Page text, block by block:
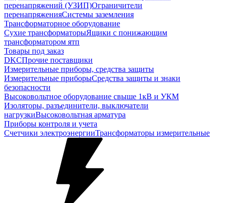
перенапряжений (УЗИП)Ограничители
перенапряженияСистемы заземления
Трансформаторное оборудование
Сухие трансформаторыЯщики с понижающим
трансформатором ятп
Товары под заказ
DKCПрочие поставщики
Измерительные приборы, средства защиты
Измерительные приборыСредства защиты и знаки
безопасности
Высоковольтное оборудование свыше 1кВ и УКМ
Изоляторы, разъединители, выключатели
нагрузкиВысоковольтная арматура
Приборы контроля и учета
Счетчики электроэнергииТрансформаторы измерительные